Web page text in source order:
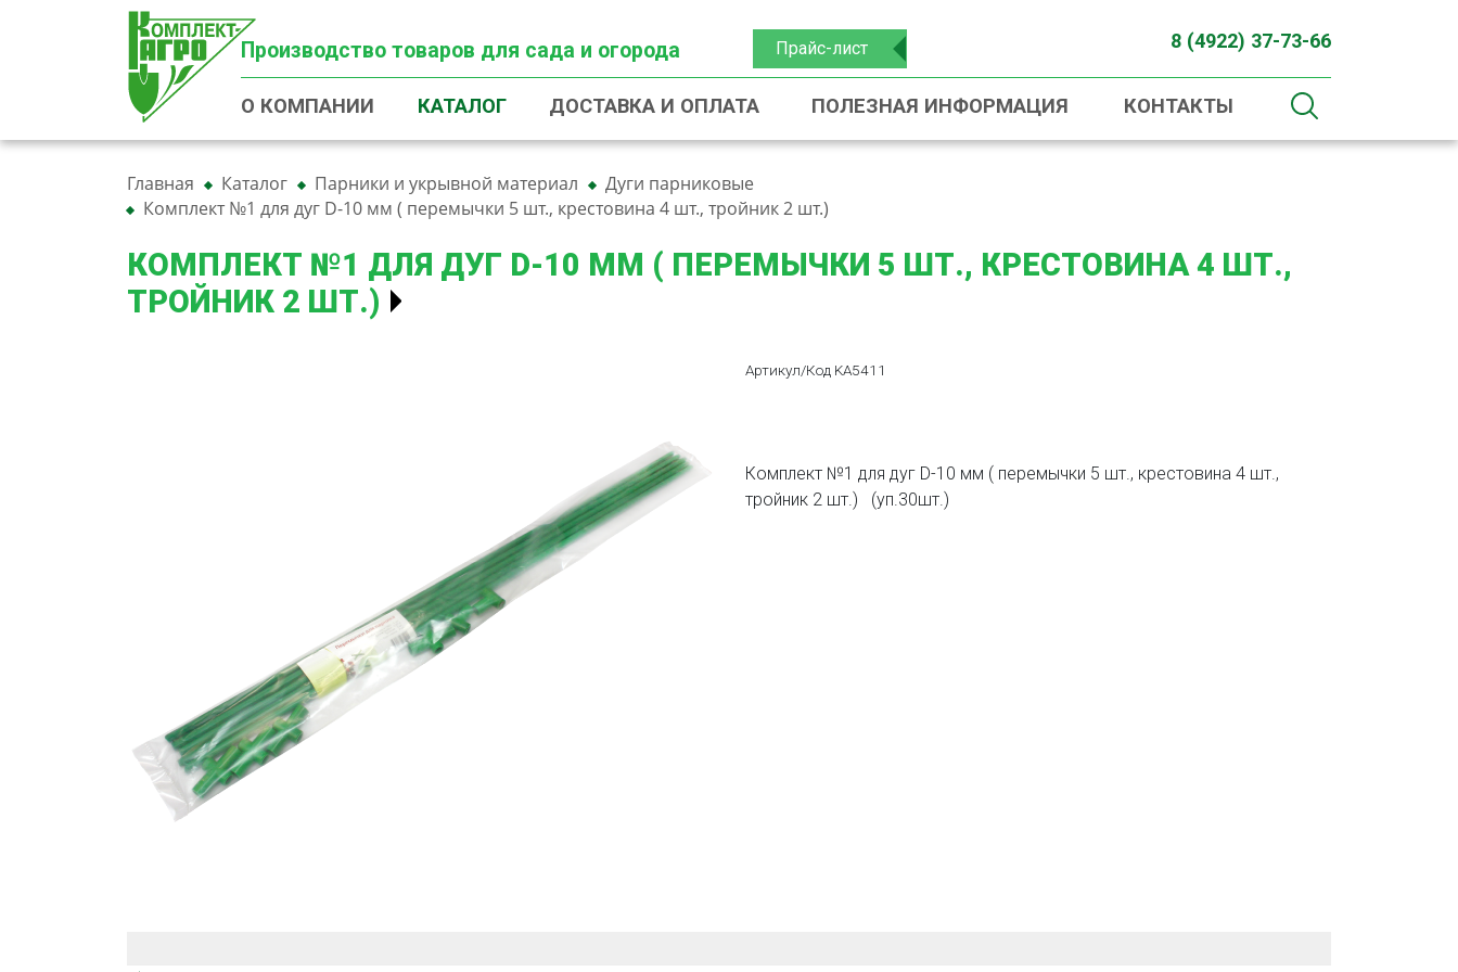
Производство товаров для сада и огорода Прайс-лист 8 (4922) 37-73-66
О КОМПАНИИ КАТАЛОГ ДОСТАВКА И ОПЛАТА ПОЛЕЗНАЯ ИНФОРМАЦИЯ КОНТАКТЫ
Главная Каталог Парники и укрывной материал
Дуги парниковые
Комплект №1 для дуг D-10 мм ( перемычки 5 шт., крестовина 4 шт., тройник 2 шт.)
КОМПЛЕКТ №1 ДЛЯ ДУГ D-10 ММ ( ПЕРЕМЫЧКИ 5 ШТ., КРЕСТОВИНА 4 ШТ.,
ТРОЙНИК 2 ШТ.)
Артикул/Код KA5411
Комплект №1 для дуг D-10 мм ( перемычки 5 шт., крестовина 4 шт.,
тройник 2 шт.) (уп.30шт.)